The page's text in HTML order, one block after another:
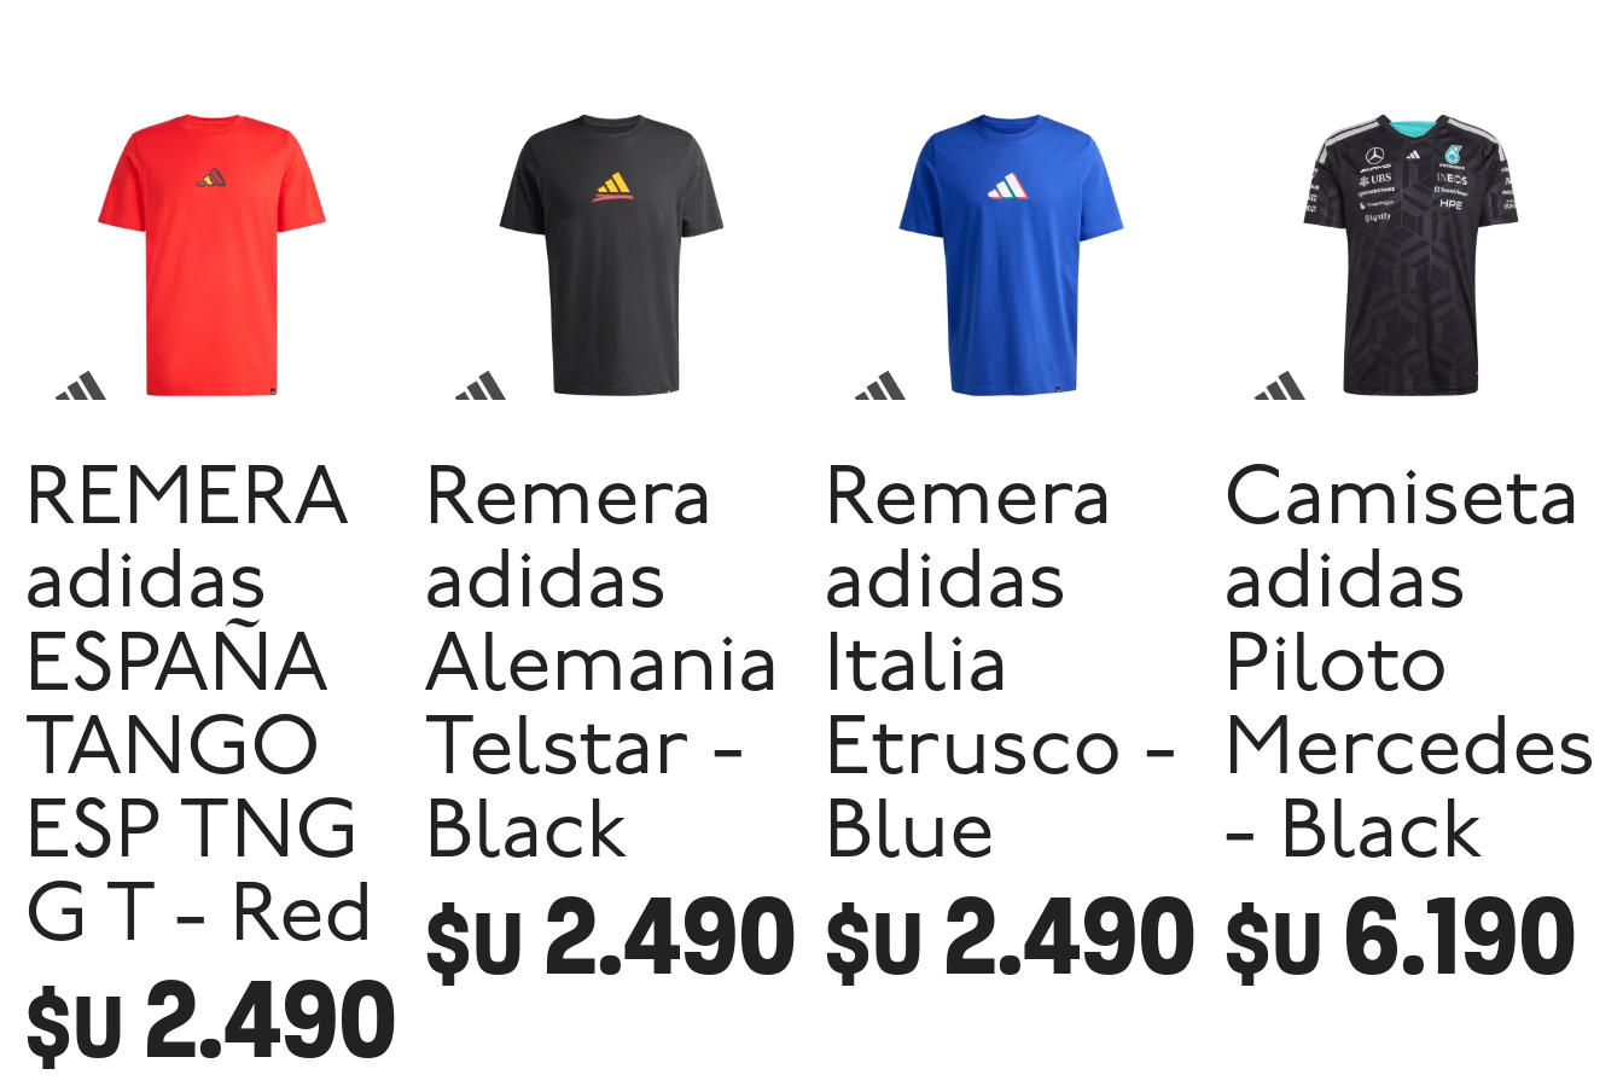
REMERA
adidas
ESPAÑA
TANGO
ESP TNG
G T - Red
$U 2.490
Remera
adidas
Alemania
Telstar -
Black
$U 2.490
Remera
adidas
Italia
Etrusco -
Blue
$U 2.490
Camiseta
adidas
Piloto
Mercedes
- Black
$U 6.190